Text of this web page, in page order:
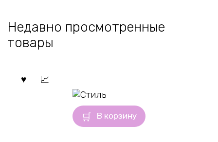
Недавно просмотренные
товары
В корзину